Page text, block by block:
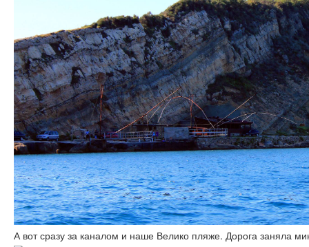
А вот сразу за каналом и наше Велико пляже. Дорога заняла